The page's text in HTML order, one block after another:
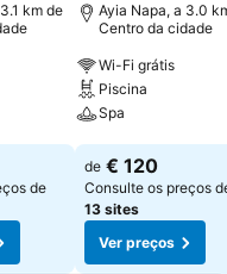
km de
de
Ayia Napa, a 3.0
Centro da cidade
Wi-Fi grátis
Piscina
Spa
Ver preços
de € 120
Consulte os preços
13 sites
Ver preços